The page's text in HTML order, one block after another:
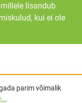
lisandub
kui ei ole
parim võimalik